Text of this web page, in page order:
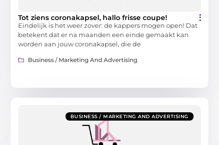
Tot ziens coronakapsel, hallo frisse coupe!
Eindelijk is het weer zover: de kappers mogen open! Dat
betekent dat er na maanden een einde gemaakt kan
worden aan jouw coronakapsel, die de
Business / Marketing And Advertising
BUSINESS / MARKETING AND ADVERTISING